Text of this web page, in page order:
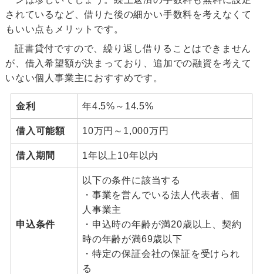
されているなど、借りた後の細かい手数料を考えなくて
もいい点もメリットです。
証書貸付ですので、繰り返し借りることはできません
が、借入希望額が決まっており、追加での融資を考えて
いない個人事業主におすすめです。
金利 年4.5%～14.5%
借入可能額 10万円～1,000万円
借入期間 1年以上10年以内
申込条件
以下の条件に該当する
・事業を営んでいる法人代表者、個
人事業主
・申込時の年齢が満20歳以上、契約
時の年齢が満69歳以下
・特定の保証会社の保証を受けられ
る